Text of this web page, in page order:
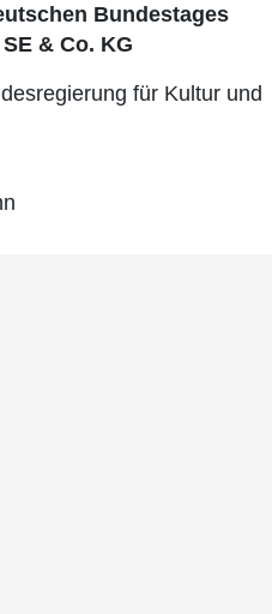
Bundestages
& Co. KG